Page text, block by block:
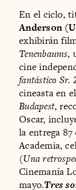
En el ciclo,
Anderson
exhibirán
Tenenbaums,
cine
fantástico Sr.
cineasta en
Budapest,
Oscar,
la entrega
Academia,
(Una
Cinemanía
mayo.Tres